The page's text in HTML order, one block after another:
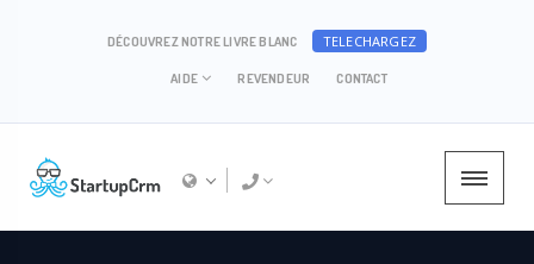
DÉCOUVREZ NOTRE LIVRE BLANC TELECHARGEZ
AIDE REVENDEUR CONTACT